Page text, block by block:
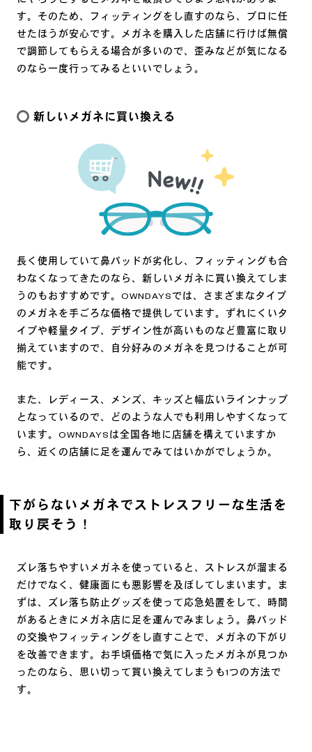
す。そのため、フィッティングをし直すのなら、プロに任
せたほうが安心です。メガネを購入した店舗に行けば無償
で調節してもらえる場合が多いので、歪みなどが気になる
のなら一度行ってみるといいでしょう。
新しいメガネに買い換える
長く使用していて鼻パッドが劣化し、フィッティングも合
わなくなってきたのなら、新しいメガネに買い換えてしま
うのもおすすめです。OWNDAYSでは、さまざまなタイプ
のメガネを手ごろな価格で提供しています。ずれにくいタ
イプや軽量タイプ、デザイン性が高いものなど豊富に取り
揃えていますので、自分好みのメガネを見つけることが可
能です。
また、レディース、メンズ、キッズと幅広いラインナップ
となっているので、どのような人でも利用しやすくなって
います。OWNDAYSは全国各地に店舗を構えていますか
ら、近くの店舗に足を運んでみてはいかがでしょうか。
下がらないメガネでストレスフリーな生活を
取り戻そう！
ズレ落ちやすいメガネを使っていると、ストレスが溜まる
だけでなく、健康面にも悪影響を及ぼしてしまいます。ま
ずは、ズレ落ち防止グッズを使って応急処置をして、時間
があるときにメガネ店に足を運んでみましょう。鼻パッド
の交換やフィッティングをし直すことで、メガネの下がり
を改善できます。お手頃価格で気に入ったメガネが見つか
ったのなら、思い切って買い換えてしまうも1つの方法で
す。